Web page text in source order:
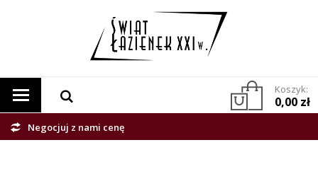
Koszyk:
0,00 zł
Negocjuj z nami cenę